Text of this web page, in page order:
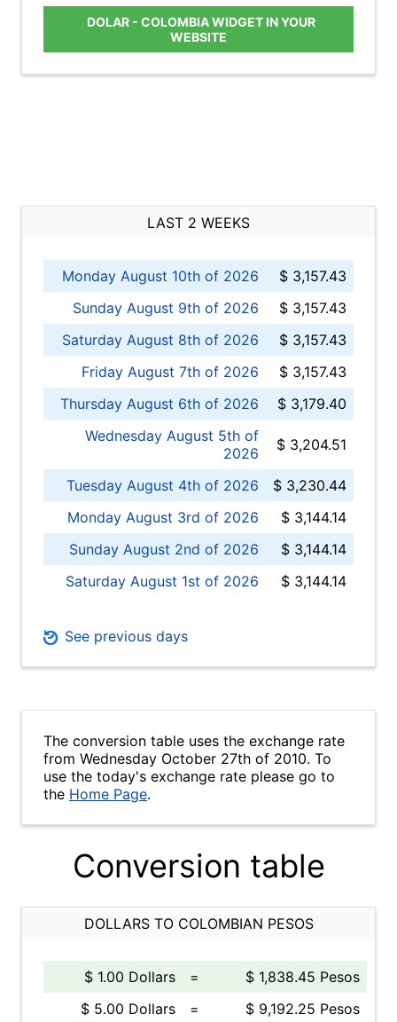
DOLAR - COLOMBIA WIDGET IN YOUR
WEBSITE
LAST 2 WEEKS
Monday August 10th of 2026
$ 3,157.43
Sunday August 9th of 2026
$ 3,157.43
Saturday August 8th of 2026
$ 3,157.43
Friday August 7th of 2026
$ 3,157.43
Thursday August 6th of 2026
$ 3,179.40
Wednesday August 5th of
2026
$ 3,204.51
Tuesday August 4th of 2026
$ 3,230.44
Monday August 3rd of 2026
$ 3,144.14
Sunday August 2nd of 2026
$ 3,144.14
Saturday August 1st of 2026
$ 3,144.14
See previous days
The conversion table uses the exchange rate
from Wednesday October 27th of 2010. To
use the today's exchange rate please go to
the Home Page.
Conversion table
DOLLARS TO COLOMBIAN PESOS
$ 1.00 Dollars =
$ 1,838.45 Pesos
$ 5.00 Dollars
=
$ 9,192.25 Pesos